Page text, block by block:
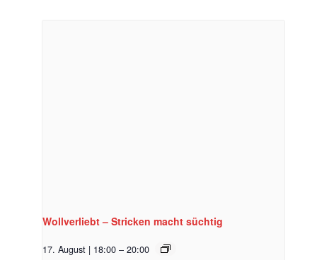
Wollverliebt – Stricken macht süchtig
17. August | 18:00 – 20:00